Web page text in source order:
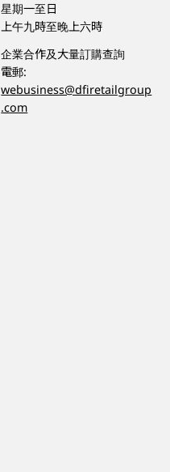
星期一至日
上午九時至晚上六時
企業合作及大量訂購查詢
電郵:
webusiness@dfiretailgroup
.com